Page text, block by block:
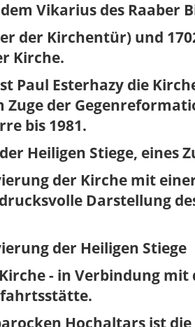
Vikarius des Raaber
der Kirchentür) und
Kirche.
Paul Esterhazy die
Zuge der
bis 1981.
Heiligen Stiege, eines
der Kirche mit
Darstellung
der Heiligen Stiege
- in Verbindung mit
Hochaltars ist